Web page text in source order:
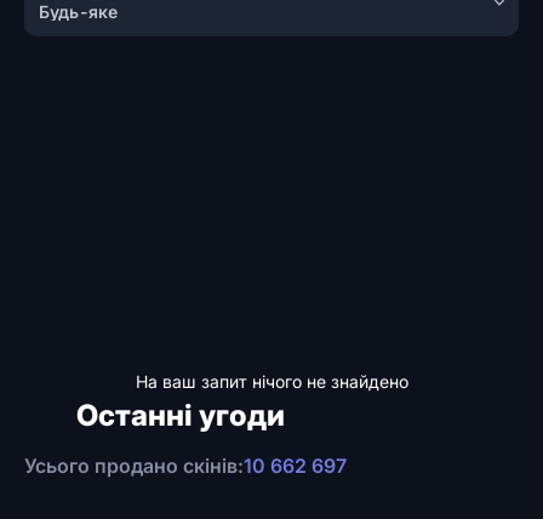
Будь-яке
На ваш запит нічого не знайдено
Останні угоди
Усього продано скінів:10 662 697